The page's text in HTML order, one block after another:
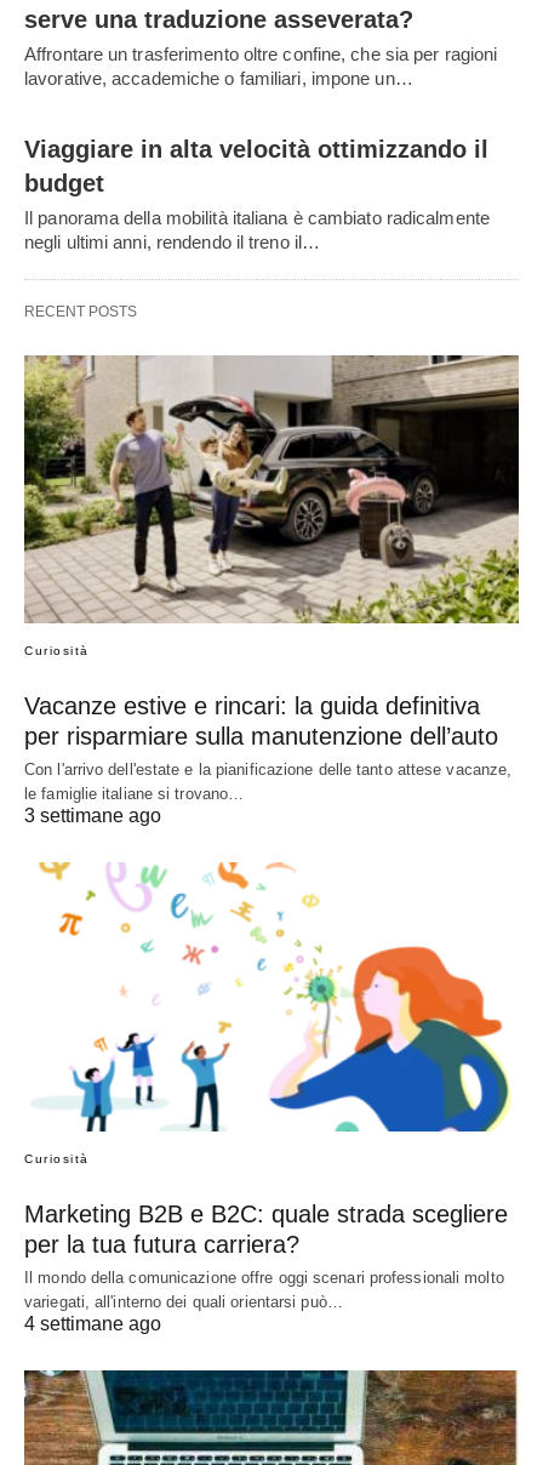
serve una traduzione asseverata?
Affrontare un trasferimento oltre confine, che sia per ragioni
lavorative, accademiche o familiari, impone un…
Viaggiare in alta velocità ottimizzando il
budget
Il panorama della mobilità italiana è cambiato radicalmente
negli ultimi anni, rendendo il treno il…
RECENT POSTS
Curiosità
Vacanze estive e rincari: la guida definitiva
per risparmiare sulla manutenzione dell’auto
Con l'arrivo dell'estate e la pianificazione delle tanto attese vacanze,
le famiglie italiane si trovano…
3 settimane ago
Curiosità
Marketing B2B e B2C: quale strada scegliere
per la tua futura carriera?
Il mondo della comunicazione offre oggi scenari professionali molto
variegati, all'interno dei quali orientarsi può…
4 settimane ago